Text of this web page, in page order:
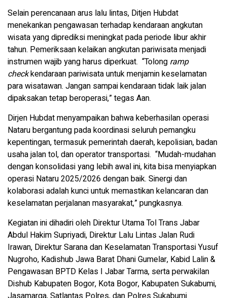
Selain perencanaan arus lalu lintas, Ditjen Hubdat
menekankan pengawasan terhadap kendaraan angkutan
wisata yang diprediksi meningkat pada periode libur akhir
tahun. Pemeriksaan kelaikan angkutan pariwisata menjadi
instrumen wajib yang harus diperkuat. “Tolong ramp
checkkendaraan pariwisata untuk menjamin keselamatan
para wisatawan. Jangan sampai kendaraan tidak laik jalan
dipaksakan tetap beroperasi,” tegas Aan.
Dirjen Hubdat menyampaikan bahwa keberhasilan operasi
Nataru bergantung pada koordinasi seluruh pemangku
kepentingan, termasuk pemerintah daerah, kepolisian, badan
usaha jalan tol, dan operator transportasi. “Mudah-mudahan
dengan konsolidasi yang lebih awal ini, kita bisa menyiapkan
operasi Nataru 2025/2026 dengan baik. Sinergi dan
kolaborasi adalah kunci untuk memastikan kelancaran dan
keselamatan perjalanan masyarakat,” pungkasnya.
Kegiatan ini dihadiri oleh Direktur Utama Tol Trans Jabar
Abdul Hakim Supriyadi, Direktur Lalu Lintas Jalan Rudi
Irawan, Direktur Sarana dan Keselamatan Transportasi Yusuf
Nugroho, Kadishub Jawa Barat Dhani Gumelar, Kabid Lalin &
Pengawasan BPTD Kelas I Jabar Tarma, serta perwakilan
Dishub Kabupaten Bogor, Kota Bogor, Kabupaten Sukabumi,